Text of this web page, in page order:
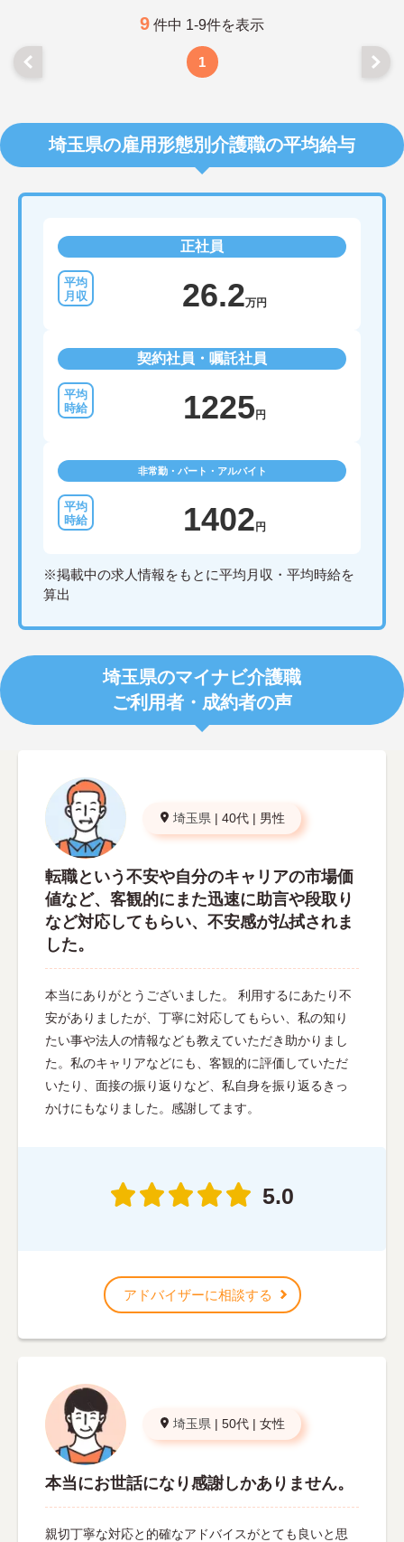
9 件中 1-9件を表示
1
埼玉県の雇用形態別介護職の平均給与
正社員
26.2万円
契約社員・嘱託社員
1225 円
非常勤・パート・アルバイト
1402 円
※掲載中の求人情報をもとに平均月収・平均時給を
算出
埼玉県のマイナビ介護職
ご利用者・成約者の声
埼玉県 | 40代 | 男性
転職という不安や自分のキャリアの市場価
値など、客観的にまた迅速に助言や段取り
など対応してもらい、不安感が払拭されま
した。
本当にありがとうございました。 利用するにあたり不
安がありましたが、丁寧に対応してもらい、私の知り
たい事や法人の情報なども教えていただき助かりまし
た。私のキャリアなどにも、客観的に評価していただ
いたり、面接の振り返りなど、私自身を振り返るきっ
かけにもなりました。感謝してます。
5.0
アドバイザーに相談する
埼玉県 | 50代 | 女性
本当にお世話になり感謝しかありません。
親切丁寧な対応と的確なアドバイスがとても良いと思